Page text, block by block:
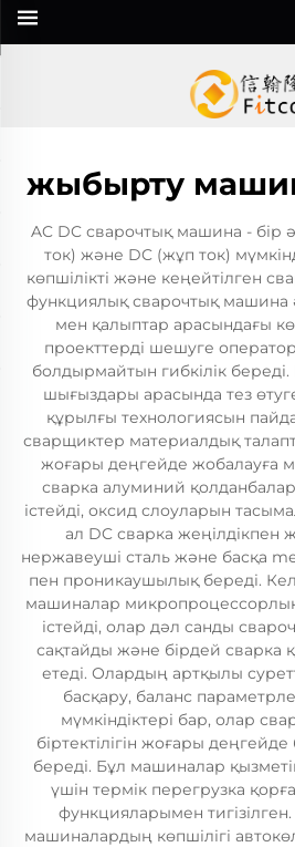
жыбырту
AC DC сварочтық машина - бір
ток) және DC (жұп ток)
көпшілікті және кеңейтілген
функциялық сварочтық машина
мен қалыптар арасындағы
проекттерді шешуге
болдырмайтын гибкілік
шығыздары арасында тез
құрылғы технологиясын
сварщиктер материалдық
жоғары деңгейде жобалауға
сварка алуминий
істейді, оксид слоуларын
ал DC сварка жеңілдікпен
нержавеуші сталь және басқа
пен проникаушылық береді.
машиналар
істейді, олар дәл санды
сақтайды және бірдей сварка
етеді. Олардың артқылы
басқару, баланс
мүмкіндіктері бар, олар
біртектілігін жоғары
береді. Бұл машиналар
үшін термік перегрузка
функцияларымен
машиналардың көпшілігі